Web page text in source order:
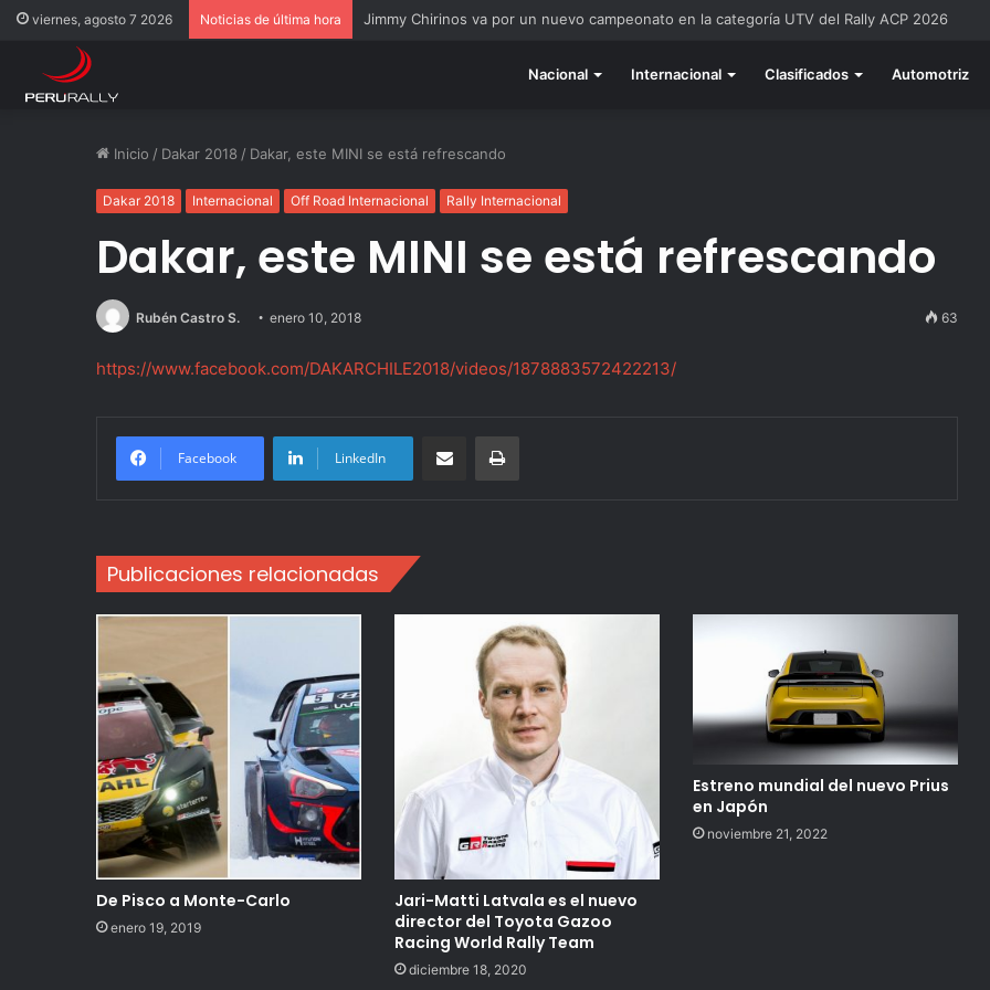
viernes, agosto 7 2026 Noticias de última hora Jimmy Chirinos va por un nuevo campeonato en la categoría UTV del Rally ACP 2026
Nacional Internacional Clasificados Automotriz
Inicio / Dakar 2018 / Dakar, este MINI se está refrescando
Dakar 2018 Internacional Off Road Internacional Rally Internacional
Dakar, este MINI se está refrescando
Rubén Castro S. enero 10, 2018 63
https://www.facebook.com/DAKARCHILE2018/videos/1878883572422213/
Facebook LinkedIn
Compartir por correo electrónicoImprimir
Publicaciones relacionadas
De Pisco a Monte-Carlo
enero 19, 2019
Jari-Matti Latvala es el nuevo
director del Toyota Gazoo
Racing World Rally Team
diciembre 18, 2020
Estreno mundial del nuevo Prius
en Japón
noviembre 21, 2022